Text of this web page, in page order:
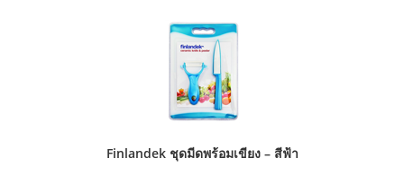
Finlandek ชุดมีดพร้อมเขียง – สีฟ้า